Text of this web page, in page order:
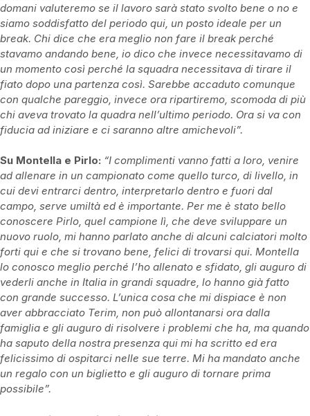
domani valuteremo se il lavoro sarà stato svolto bene o no e
siamo soddisfatto del periodo qui, un posto ideale per un
break. Chi dice che era meglio non fare il break perché
stavamo andando bene, io dico che invece necessitavamo di
un momento così perché la squadra necessitava di tirare il
fiato dopo una partenza così. Sarebbe accaduto comunque
con qualche pareggio, invece ora ripartiremo, scomoda di più
chi aveva trovato la quadra nell’ultimo periodo. Ora si va con
fiducia ad iniziare e ci saranno altre amichevoli”.
Su Montella e Pirlo: “I complimenti vanno fatti a loro, venire
ad allenare in un campionato come quello turco, di livello, in
cui devi entrarci dentro, interpretarlo dentro e fuori dal
campo, serve umiltà ed è importante. Per me è stato bello
conoscere Pirlo, quel campione lì, che deve sviluppare un
nuovo ruolo, mi hanno parlato anche di alcuni calciatori molto
forti qui e che si trovano bene, felici di trovarsi qui. Montella
lo conosco meglio perché l’ho allenato e sfidato, gli auguro di
vederli anche in Italia in grandi squadre, lo hanno già fatto
con grande successo. L’unica cosa che mi dispiace è non
aver abbracciato Terim, non può allontanarsi ora dalla
famiglia e gli auguro di risolvere i problemi che ha, ma quando
ha saputo della nostra presenza qui mi ha scritto ed era
felicissimo di ospitarci nelle sue terre. Mi ha mandato anche
un regalo con un biglietto e gli auguro di tornare prima
possibile”.